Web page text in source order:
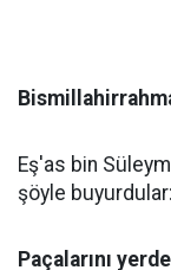
Eş'as bin
şöyle buyurdular:
Paçalarını